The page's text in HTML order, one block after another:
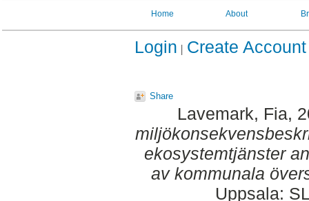
Home About
Login Create Account
Share
Lavemark, Fia,
ekosystemtjänster
av kommunala
Uppsala: